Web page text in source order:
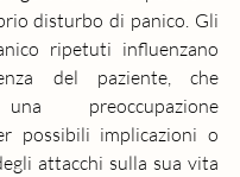
disturbo di panico. Gli
ripetuti influenzano
del paziente, che
preoccupazione
possibili implicazioni o
attacchi sulla sua vita